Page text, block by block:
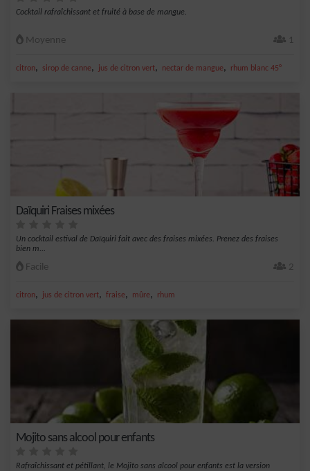
Cocktail rafraîchissant et fruité à base de mangue.
Moyenne 1
citron, sirop de canne, jus de citron vert, nectar de mangue, rhum blanc 45°
Daïquiri Fraises mixées
Un cocktail estival de Daïquiri fait avec des fraises mixées. Prenez des fraises
bien m...
Facile 2
citron, jus de citron vert, fraise, mûre, rhum
Mojito sans alcool pour enfants
Rafraîchissant et pétillant, le Mojito sans alcool pour enfants est la version